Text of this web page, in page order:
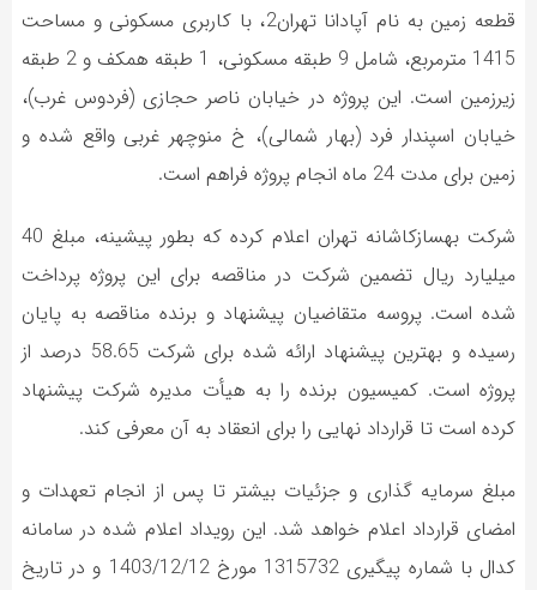
قطعه زمین به نام آپادانا تهران2، با کاربری مسکونی و مساحت
1415 مترمربع، شامل 9 طبقه مسکونی، 1 طبقه همکف و 2 طبقه
زیرزمین است. این پروژه در خیابان ناصر حجازی (فردوس غرب)،
خیابان اسپندار فرد (بهار شمالی)، خ منوچهر غربی واقع شده و
زمین برای مدت 24 ماه انجام پروژه فراهم است.
شرکت بهسازکاشانه تهران اعلام کرده که بطور پیشینه، مبلغ 40
میلیارد ریال تضمین شرکت در مناقصه برای این پروژه پرداخت
شده است. پروسه متقاضیان پیشنهاد و برنده مناقصه به پایان
رسیده و بهترین پیشنهاد ارائه شده برای شرکت 58.65 درصد از
پروژه است. کمیسیون برنده را به هیأت مدیره شرکت پیشنهاد
کرده است تا قرارداد نهایی را برای انعقاد به آن معرفی کند.
مبلغ سرمایه گذاری و جزئیات بیشتر تا پس از انجام تعهدات و
امضای قرارداد اعلام خواهد شد. این رویداد اعلام شده در سامانه
کدال با شماره پیگیری 1315732 مورخ 1403/12/12 و در تاریخ